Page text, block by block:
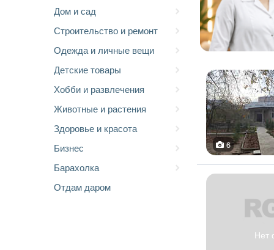
Дом и сад
Строительство и ремонт
Одежда и личные вещи
Детские товары
Хобби и развлечения
Животные и растения
Здоровье и красота
Бизнес
Барахолка
Отдам даром
6
Нет